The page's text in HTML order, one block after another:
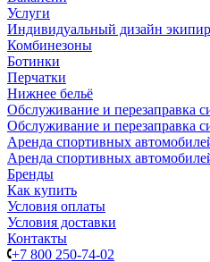
Услуги
Индивидуальный дизайн
Комбинезоны
Ботинки
Перчатки
Нижнее бельё
Обслуживание и перезаправка
Обслуживание и перезаправка
Аренда спортивных
Аренда спортивных
Бренды
Как купить
Условия оплаты
Условия доставки
Контакты
+7 800 250-74-02